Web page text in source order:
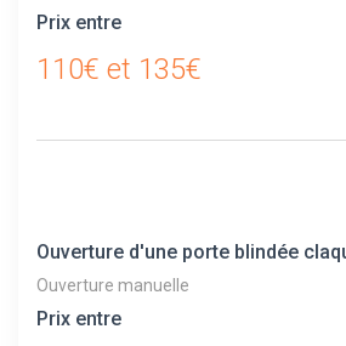
Prix entre
110€ et 135€
Ouverture d'une porte blindée
Ouverture manuelle
Prix entre